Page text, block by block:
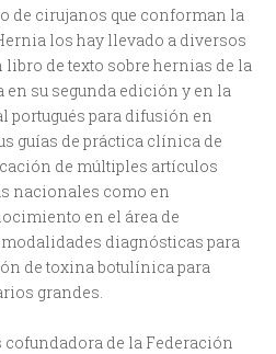
de cirujanos que conforman la
los hay llevado a diversos
de texto sobre hernias de la
su segunda edición y en la
portugués para difusión en
guías de práctica clínica de
de múltiples artículos
nacionales como en
en el área de
diagnósticas para
de toxina botulínica para
grandes.
cofundadora de la Federación